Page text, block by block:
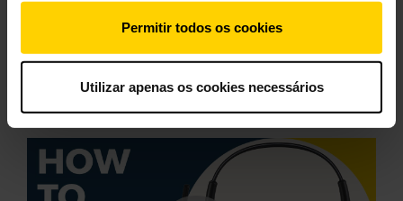
Permitir todos os cookies
Utilizar apenas os cookies necessários
Acesse todos os documentos do produto